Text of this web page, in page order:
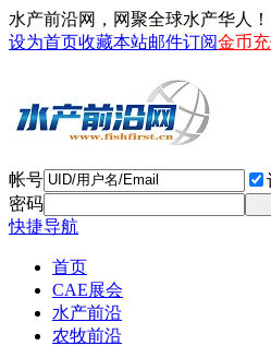
水产前沿网，网聚全球水产华人！
设为首页收藏本站邮件订阅金币
帐号
密码
快捷导航
首页
CAE展会
水产前沿
农牧前沿